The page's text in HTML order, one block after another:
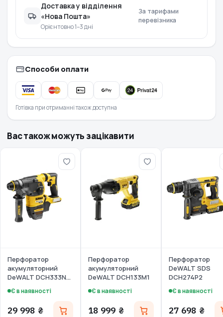
Доставка у відділення
«Нова Пошта»
Орієнтовно 1–3 дні
За тарифами
перевізника
Способи оплати
Готівка при отриманні також доступна
Вас також можуть зацікавити
Перфоратор
акумуляторний
DeWALT DCH333NT
Є в наявності
29 998 ₴
Перфоратор
акумуляторний
DeWALT DCH133M1
Є в наявності
18 999 ₴
Перфоратор
DeWALT SDS
DCH274P2
Є в наявності
27 698 ₴